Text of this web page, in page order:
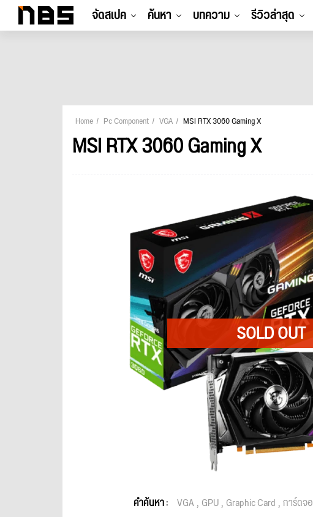
จัดสเปค ค้นหา บทความ รีวิวล่าสุด
Home Pc Component VGA MSI RTX 3060 Gaming X
MSI RTX 3060 Gaming X
คำค้นหา : VGA GPU Graphic Card การ์ดจอ